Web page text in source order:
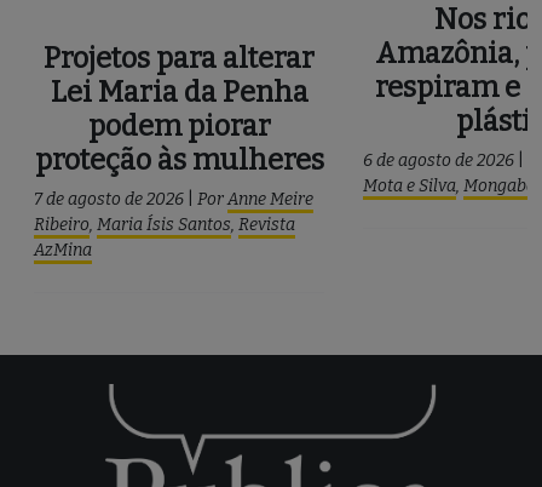
Projetos para alterar
Lei Maria da Penha
podem piorar
proteção às mulheres
7 de agosto de 2026 PorAnne Meire
Ribeiro, Maria Ísis Santos, Revista
AzMina
Nos
Amazônia,
respiram e
6 de agosto de 2026
Mota e Silva,